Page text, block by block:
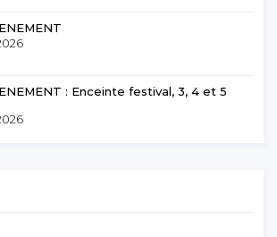
: Enceinte festival, 3, 4 et 5